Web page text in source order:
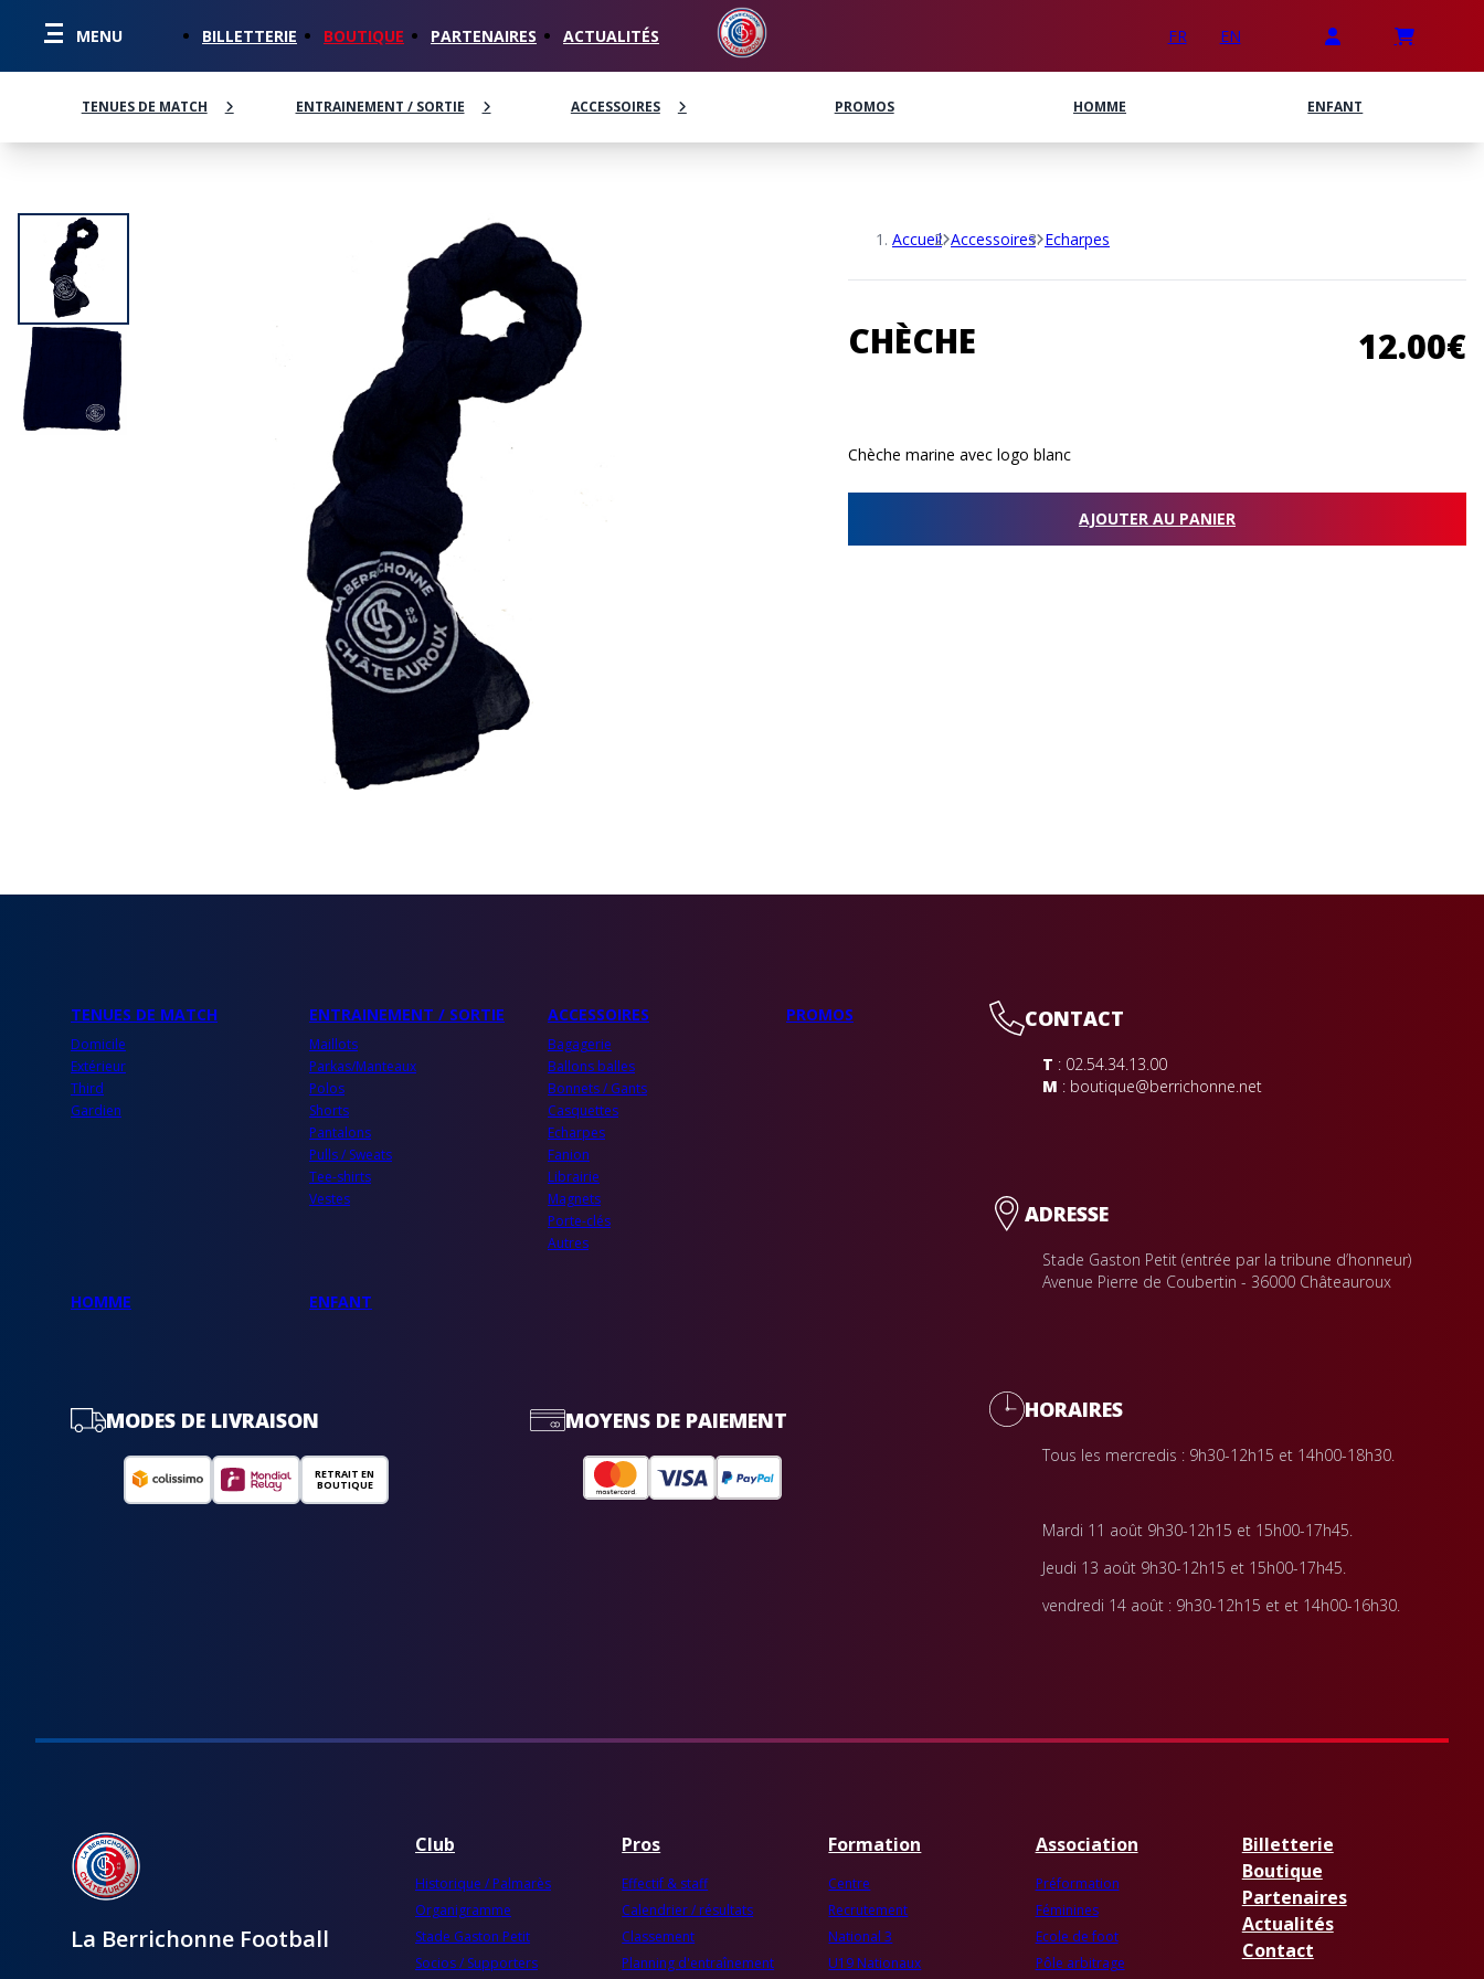
MENU BILLETTERIE BOUTIQUE PARTENAIRES ACTUALITÉS FR EN
TENUES DE MATCHDOMICILE EXTÉRIEUR
ENTRAINEMENT / SORTIE
MAILLOTS PARKAS/MANTEAUX POLOS SHORTS PANTALONS VESTES
ACCESSOIRES
BAGAGERIE BALLONS BALLES BONNETS / GANTS CASQUETTES ECHARPES FANION MAGNETS AUTRES
PROMOS HOMME ENFANT
Accueil Accessoires Echarpes
CHÈCHE 12.00€
Chèche marine avec logo blanc
AJOUTER AU PANIER
TENUES DE MATCH
Domicile
Extérieur
Third
Gardien
ENTRAINEMENT / SORTIE
Maillots
Parkas/Manteaux
Polos
Shorts
Pantalons
Pulls / Sweats
Tee-shirts
Vestes
ACCESSOIRES
Bagagerie
Ballons balles
Bonnets / Gants
Casquettes
Echarpes
Fanion
Librairie
Magnets
Porte-clés
Autres
PROMOS
HOMME ENFANT
MODES DE LIVRAISON
RETRAIT EN
BOUTIQUE
MOYENS DE PAIEMENT
CONTACT
T : 02.54.34.13.00
M : boutique@berrichonne.net
ADRESSE
Stade Gaston Petit (entrée par la tribune d’honneur)
Avenue Pierre de Coubertin - 36000 Châteauroux
HORAIRES
Tous les mercredis : 9h30-12h15 et 14h00-18h30.
Mardi 11 août 9h30-12h15 et 15h00-17h45.
Jeudi 13 août 9h30-12h15 et 15h00-17h45.
vendredi 14 août : 9h30-12h15 et et 14h00-16h30.
La Berrichonne Football
Club
Historique / Palmarès
Organigramme
Stade Gaston Petit
Socios / Supporters
Pros
Effectif & staff
Calendrier / résultats
Classement
Planning d'entraînement
Formation
Centre
Recrutement
National 3
U19 Nationaux
Association
Préformation
Féminines
Ecole de foot
Pôle arbitrage
Billetterie
Boutique
Partenaires
Actualités
Contact